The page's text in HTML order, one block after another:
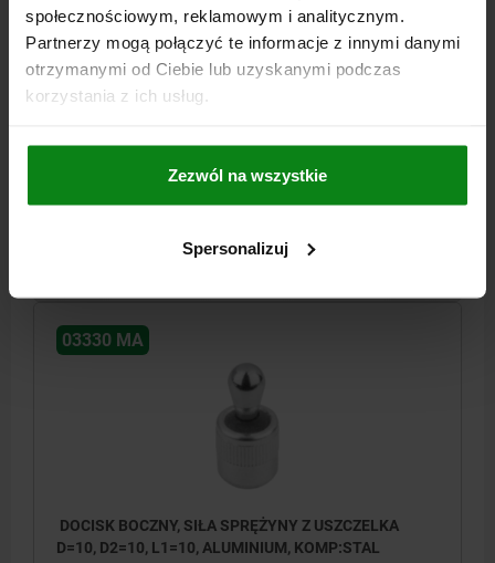
społecznościowym, reklamowym i analitycznym.
Partnerzy mogą połączyć te informacje z innymi danymi
otrzymanymi od Ciebie lub uzyskanymi podczas
korzystania z ich usług.
Zezwól na wszystkie
Spersonalizuj
DOCISK BOCZNY, SIŁA SPRĘŻYNY Z USZCZELKA
D=10, D2=10, L1=10, ALUMINIUM, KOMP:STAL
ŚREDNICA ZEWNĘTRZNA=10
03330-22064
03330 MA
DOCISK BOCZNY, SIŁA SPRĘŻYNY Z USZCZELKA
D=10, D2=10, L1=10, ALUMINIUM, KOMP:STAL